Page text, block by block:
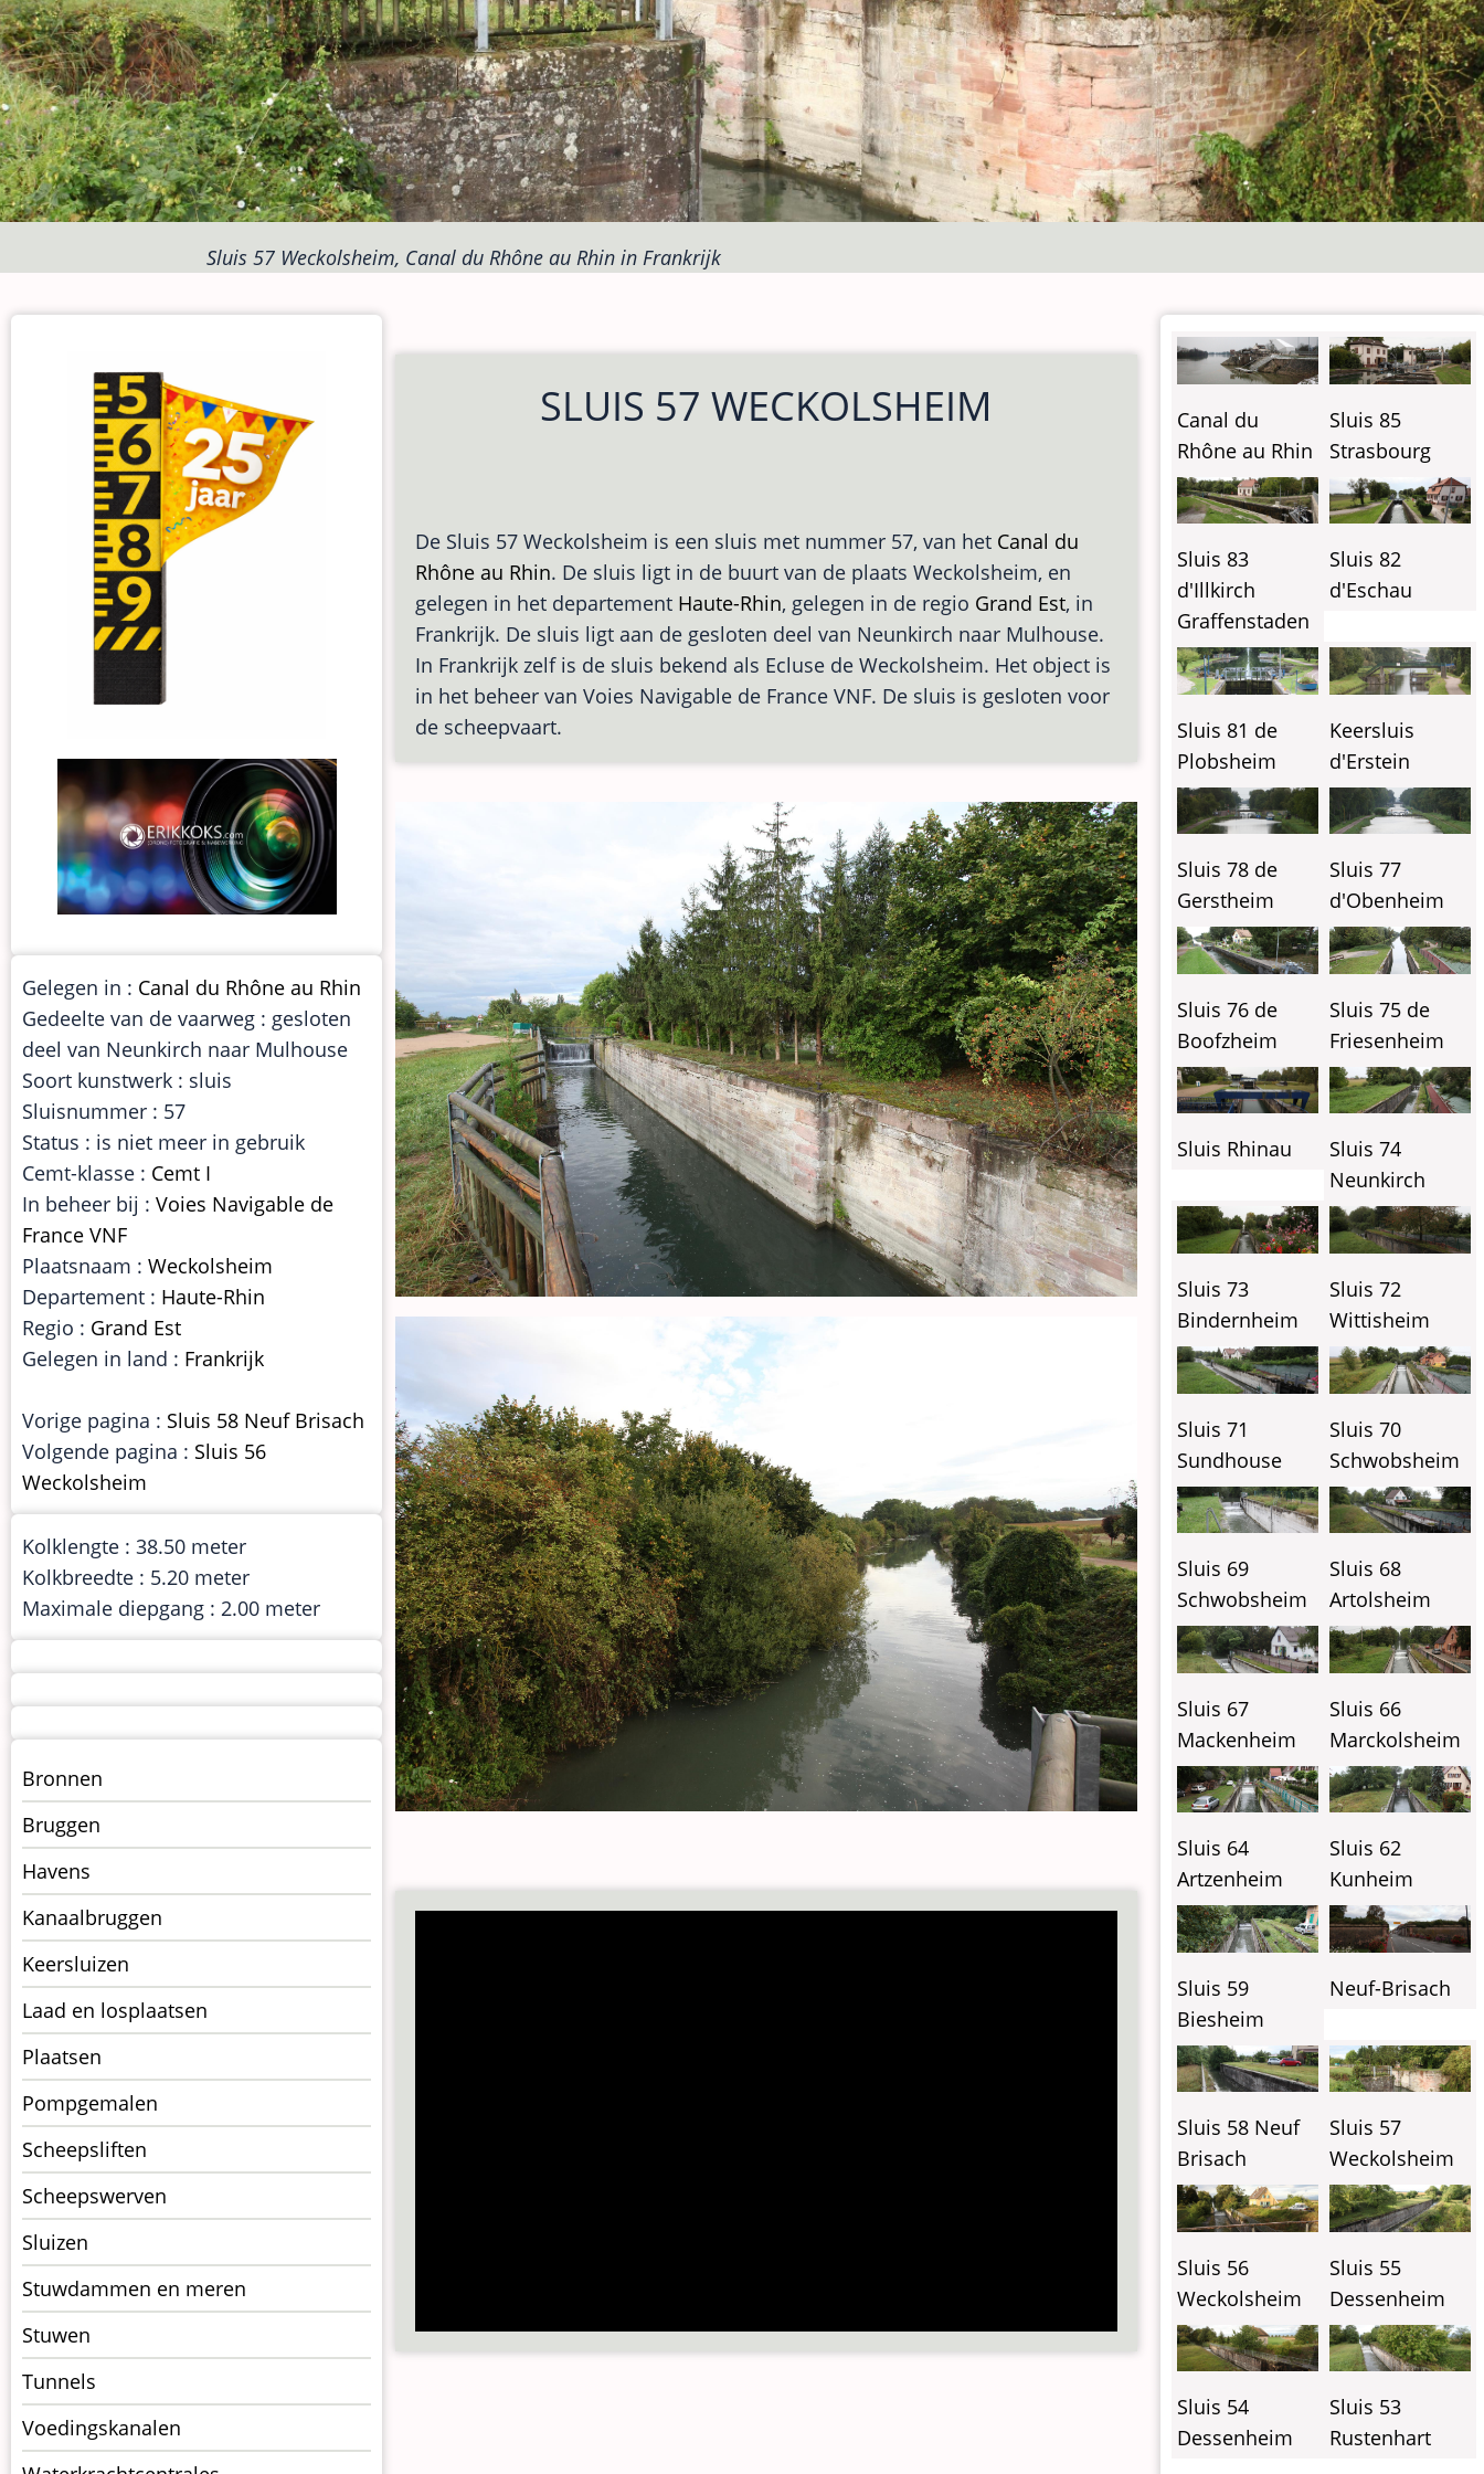
Sluis 57 Weckolsheim, Canal du Rhône au Rhin in Frankrijk
SLUIS 57 WECKOLSHEIM
De Sluis 57 Weckolsheim is een sluis met nummer 57, van het Canal du
Rhône au Rhin. De sluis ligt in de buurt van de plaats Weckolsheim, en
gelegen in het departement Haute-Rhin, gelegen in de regio Grand Est, in
Frankrijk. De sluis ligt aan de gesloten deel van Neunkirch naar Mulhouse.
In Frankrijk zelf is de sluis bekend als Ecluse de Weckolsheim. Het object is
in het beheer van Voies Navigable de France VNF. De sluis is gesloten voor
de scheepvaart.
Gelegen in : Canal du Rhône au Rhin
Gedeelte van de vaarweg : gesloten
deel van Neunkirch naar Mulhouse
Soort kunstwerk : sluis
Sluisnummer : 57
Status : is niet meer in gebruik
Cemt-klasse : Cemt I
In beheer bij : Voies Navigable de
France VNF
Plaatsnaam : Weckolsheim
Departement : Haute-Rhin
Regio : Grand Est
Gelegen in land : Frankrijk
Vorige pagina : Sluis 58 Neuf Brisach
Volgende pagina : Sluis 56
Weckolsheim
Kolklengte : 38.50 meter
Kolkbreedte : 5.20 meter
Maximale diepgang : 2.00 meter
Menu
kunstwerken
op
kunstwerkpagina
Bronnen
Bruggen
Havens
Kanaalbruggen
Keersluizen
Laad en losplaatsen
Plaatsen
Pompgemalen
Scheepsliften
Scheepswerven
Sluizen
Stuwdammen en meren
Stuwen
Tunnels
Voedingskanalen
Canal du
Rhône au Rhin
Sluis 85
Strasbourg
Sluis 83
d'Illkirch
Graffenstaden
Sluis 82
d'Eschau
Sluis 81 de
Plobsheim
Keersluis
d'Erstein
Sluis 78 de
Gerstheim
Sluis 77
d'Obenheim
Sluis 76 de
Boofzheim
Sluis 75 de
Friesenheim
Sluis Rhinau
Sluis 74
Neunkirch
Sluis 73
Bindernheim
Sluis 72
Wittisheim
Sluis 71
Sundhouse
Sluis 70
Schwobsheim
Sluis 69
Schwobsheim
Sluis 68
Artolsheim
Sluis 67
Mackenheim
Sluis 66
Marckolsheim
Sluis 64
Artzenheim
Sluis 62
Kunheim
Sluis 59
Biesheim
Neuf-Brisach
Sluis 58 Neuf
Brisach
Sluis 57
Weckolsheim
Sluis 56
Weckolsheim
Sluis 55
Dessenheim
Sluis 54
Dessenheim
Sluis 53
Rustenhart